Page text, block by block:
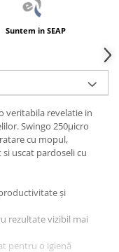
Suntem in SEAP
veritabila revelatie in
Swingo 250µicro
cu mopul,
uscat pardoseli cu
și
rezultate vizibil mai
pentru o igienă